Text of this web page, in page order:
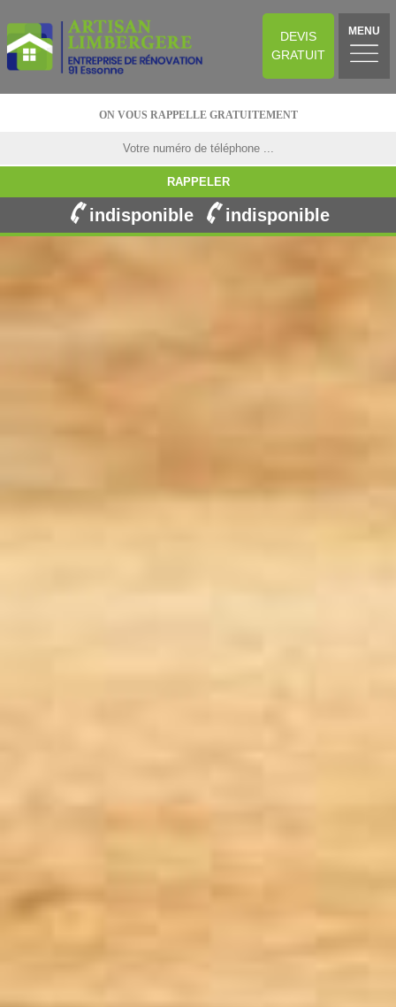
DEVIS
GRATUIT
MENU
ON VOUS RAPPELLE GRATUITEMENT
indisponible indisponible